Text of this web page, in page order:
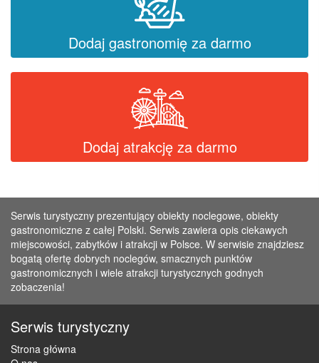
Dodaj gastronomię za darmo
Dodaj atrakcję za darmo
Serwis turystyczny prezentujący obiekty noclegowe, obiekty
gastronomiczne z całej Polski. Serwis zawiera opis ciekawych
miejscowości, zabytków i atrakcji w Polsce. W serwisie znajdziesz
bogatą ofertę dobrych noclegów, smacznych punktów
gastronomicznych i wiele atrakcji turystycznych godnych
zobaczenia!
Serwis turystyczny
Strona główna